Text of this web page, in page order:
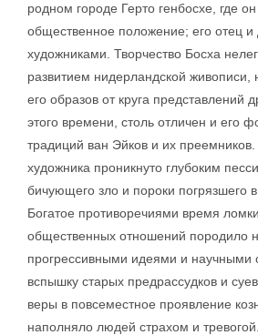
родном городе Герто генбосхе, где
общественное положение; его отец
художниками. Творчество Босха
развитием нидерландской живописи,
его образов от круга представлений
этого времени, столь отличен и его
традиций ван Эйков и их
художника проникнуто глубоким
бичующего зло и пороки погрязшего в
Богатое противоречиями время
общественных отношений породило
прогрессивными идеями и научными
вспышку старых предрассудков и
веры в повсеместное проявление
наполняло людей страхом и